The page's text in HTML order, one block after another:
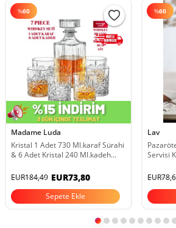
%60
Madame Luda
Kristal 1 Adet 730 Ml.karaf Sürahi
& 6 Adet Kristal 240 Ml.kadeh
EUR184,49 EUR73,80
Sepete Ekle
%60
Lav
Servisi